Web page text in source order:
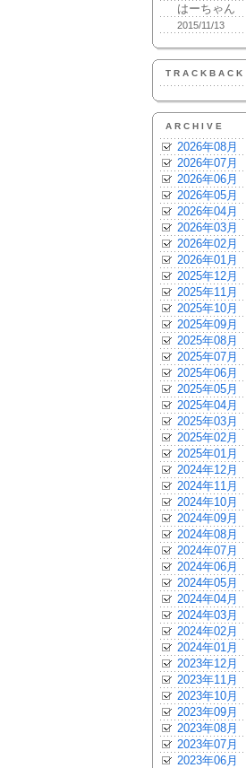
はーちゃん
2015/11/13
TRACKBACK
ARCHIVE
2026年08月
2026年07月
2026年06月
2026年05月
2026年04月
2026年03月
2026年02月
2026年01月
2025年12月
2025年11月
2025年10月
2025年09月
2025年08月
2025年07月
2025年06月
2025年05月
2025年04月
2025年03月
2025年02月
2025年01月
2024年12月
2024年11月
2024年10月
2024年09月
2024年08月
2024年07月
2024年06月
2024年05月
2024年04月
2024年03月
2024年02月
2024年01月
2023年12月
2023年11月
2023年10月
2023年09月
2023年08月
2023年07月
2023年06月